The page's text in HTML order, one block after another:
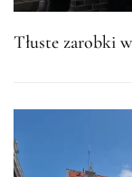
Tłuste zarobki